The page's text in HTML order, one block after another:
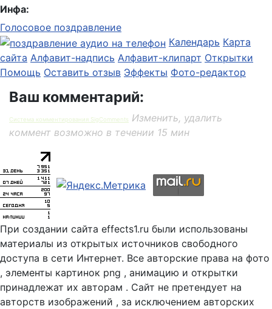
Инфа:
Голосовое поздравление
Календарь Карта
сайта Алфавит-надпись Алфавит-клипарт Открытки
Помощь Оставить отзыв Эффекты Фото-редактор
Ваш комментарий:
Система комментирования SigComments
Изменить, удалить
коммент возможно в течении 15 мин
При создании сайта effects1.ru были использованы
материалы из открытых источников свободного
доступа в сети Интернет. Все авторские права на фото
, элементы картинок png , анимацию и открытки
принадлежат их авторам . Сайт не претендует на
авторств изображений , за исключением авторских